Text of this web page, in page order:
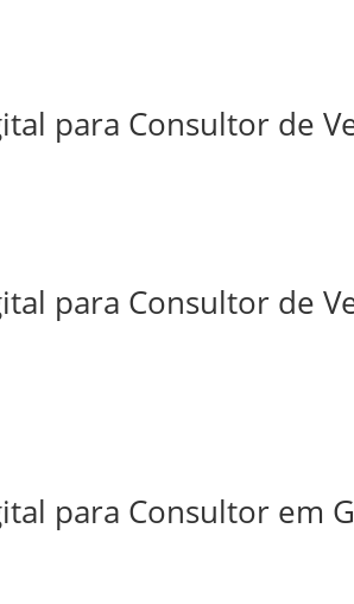
para Consultor de
para Consultor de
para Consultor em